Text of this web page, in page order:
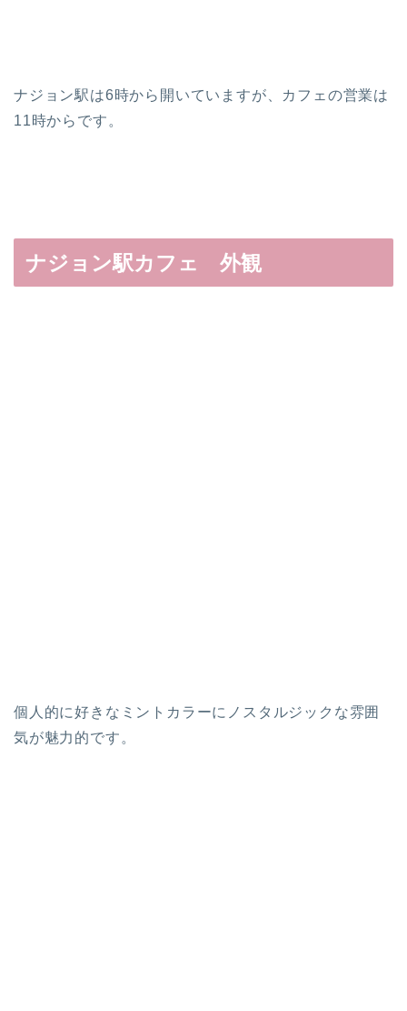
ナジョン駅は6時から開いていますが、カフェの営業は
11時からです。
ナジョン駅カフェ 外観
個人的に好きなミントカラーにノスタルジックな雰囲
気が魅力的です。